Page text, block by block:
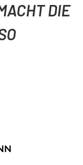
DIE